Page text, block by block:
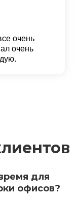
очень
очень
для
офисов?